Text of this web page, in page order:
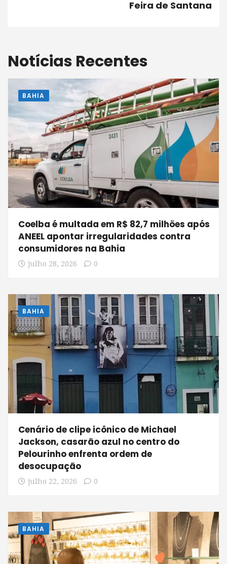
Feira de Santana
Notícias Recentes
BAHIA
Coelba é multada em R$ 82,7 milhões após
ANEEL apontar irregularidades contra
consumidores na Bahia
julho 28, 2026 0
BAHIA
Cenário de clipe icônico de Michael
Jackson, casarão azul no centro do
Pelourinho enfrenta ordem de
desocupação
julho 22, 2026 0
BAHIA